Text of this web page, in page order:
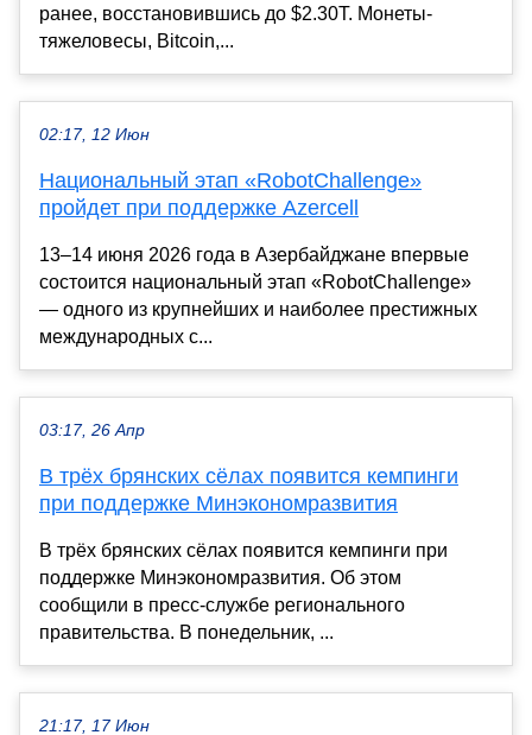
ранее, восстановившись до $2.30T. Монеты-
тяжеловесы, Bitcoin,...
02:17, 12 Июн
Национальный этап «RobotChallenge»
пройдет при поддержке Azercell
13–14 июня 2026 года в Азербайджане впервые
состоится национальный этап «RobotChallenge»
— одного из крупнейших и наиболее престижных
международных с...
03:17, 26 Апр
В трёх брянских сёлах появится кемпинги
при поддержке Минэкономразвития
В трёх брянских сёлах появится кемпинги при
поддержке Минэкономразвития. Об этом
сообщили в пресс-службе регионального
правительства. В понедельник, ...
21:17, 17 Июн